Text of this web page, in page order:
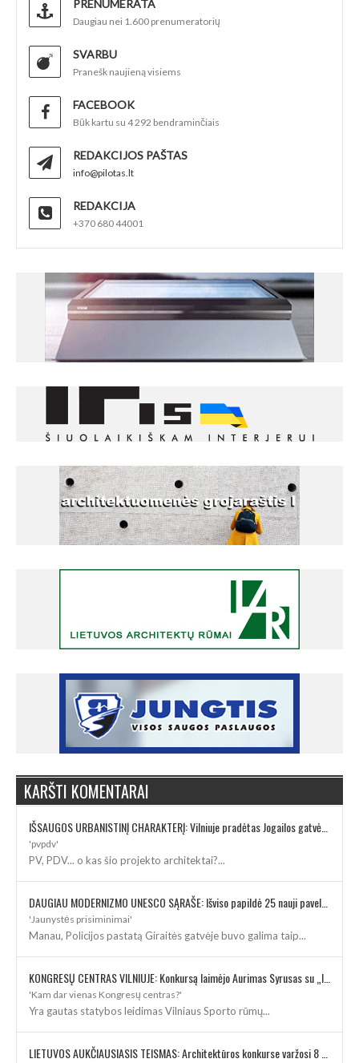
PRENUMERATA
Daugiau nei 1.600 prenumeratorių
SVARBU
Pranešk naujieną visiems
FACEBOOK
Būk kartu su 4 292 bendraminčiais
REDAKCIJOS PAŠTAS
info@pilotas.lt
REDAKCIJA
+370 680 44001
KARŠTI KOMENTARAI
'pvpdv'
PV, PDV... o kas šio projekto architektai?...
'Jaunystės prisiminimai'
Manau, Policijos pastatą Giraitės gatvėje buvo galima taip...
'Kam dar vienas Kongresų centras?'
Yra gautas statybos leidimas Vilniaus Sporto rūmų...